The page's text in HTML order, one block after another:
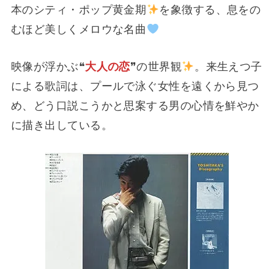
本のシティ・ポップ黄金期
を象徴する、息をの
むほど美しくメロウな名曲
映像が浮かぶ❝大人の恋❞の世界観
。来生えつ子
による歌詞は、プールで泳ぐ女性を遠くから見つ
め、どう口説こうかと思案する男の心情を鮮やか
に描き出している。